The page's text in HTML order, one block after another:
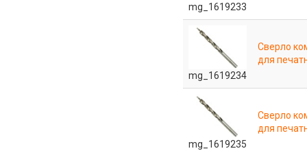
mg_1619233
mg_1619234
Сверло
для
mg_1619235
Сверло
для